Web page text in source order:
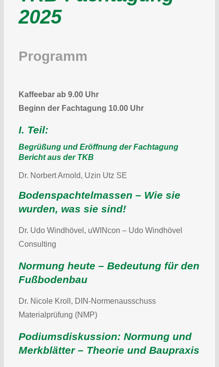
2025
Programm
Kaffeebar ab 9.00 Uhr
Beginn der Fachtagung 10.00 Uhr
I. Teil:
Begrüßung und Eröffnung der Fachtagung
Bericht aus der TKB
Dr. Norbert Arnold, Uzin Utz SE
Bodenspachtelmassen – Wie sie
wurden, was sie sind!
Dr. Udo Windhövel, uWINcon – Udo Windhövel
Consulting
Normung heute – Bedeutung für den
Fußbodenbau
Dr. Nicole Kroll, DIN-Normenausschuss
Materialprüfung (NMP)
Podiumsdiskussion: Normung und
Merkblätter – Theorie und Baupraxis